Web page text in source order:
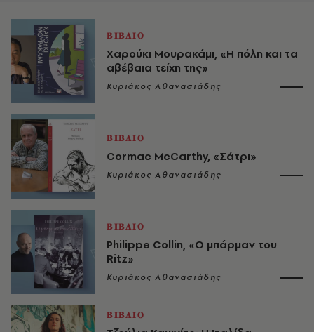
ΒΙΒΛΙΟ
Χαρούκι Μουρακάμι, «Η πόλη και τα
αβέβαια τείχη της»
Κυριάκος Αθανασιάδης
ΒΙΒΛΙΟ
Cormac McCarthy, «Σάτρι»
Κυριάκος Αθανασιάδης
ΒΙΒΛΙΟ
Philippe Collin, «Ο μπάρμαν του
Ritz»
Κυριάκος Αθανασιάδης
ΒΙΒΛΙΟ